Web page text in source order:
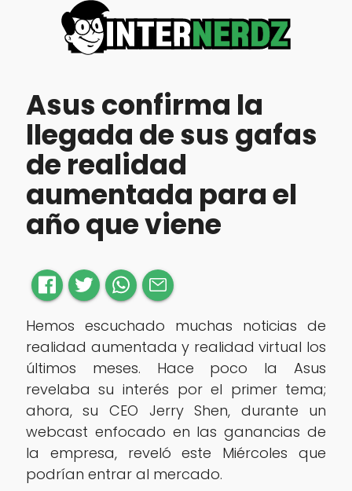
Asus confirma la
llegada de sus gafas
de realidad
aumentada para el
año que viene
Hemos escuchado muchas noticias de
reali‍dad aumentada y realidad virtual los
últimos meses. Hace poco la Asus
revelaba su interés por el primer tema;
ahora, su CEO Jerry Shen, durante un
webcast enfocado en las ganancias de
la empresa, reveló este Miércoles que
podrían entrar al mercado.